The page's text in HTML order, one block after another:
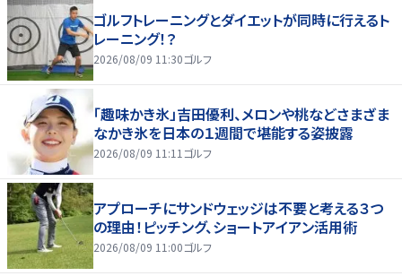
ゴルフトレーニングとダイエットが同時に行えるト
レーニング！？
2026/08/09 11:30ゴルフ
「趣味かき氷」吉田優利、メロンや桃などさまざま
なかき氷を日本の１週間で堪能する姿披露
2026/08/09 11:11 ゴルフ
アプローチにサンドウェッジは不要と考える３つ
の理由！ピッチング、ショートアイアン活用術
2026/08/09 11:00ゴルフ